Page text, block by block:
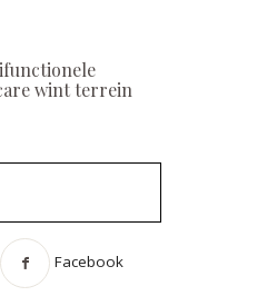
wint terrein
Facebook